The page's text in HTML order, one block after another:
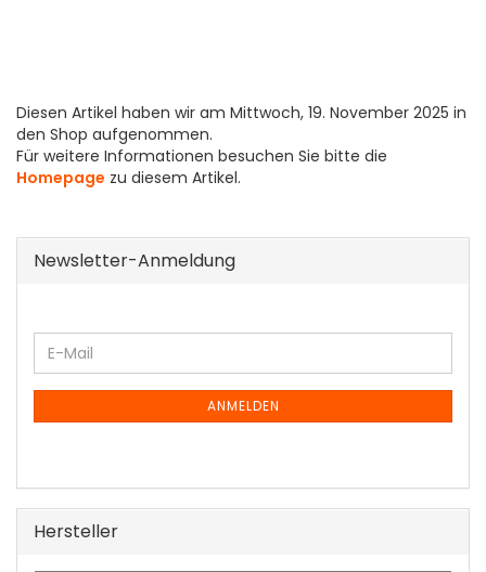
Diesen Artikel haben wir am Mittwoch, 19. November 2025 in
den Shop aufgenommen.
Für weitere Informationen besuchen Sie bitte die
Homepage zu diesem Artikel.
Newsletter-Anmeldung
WEITER
ZUR
NEWSLETTER-
E-
Mail
ANMELDEN
Hersteller